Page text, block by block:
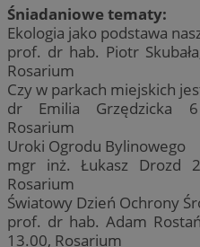
Śniadaniowe tematy:
Ekologia jako podstawa
prof. dr hab. Piotr
Rosarium
Czy w parkach miejskich
dr Emilia Grzędzicka 6
Rosarium
Uroki Ogrodu Bylinowego
mgr inż. Łukasz Drozd
Rosarium
Światowy Dzień Ochrony
prof. dr hab. Adam
13.00, Rosarium